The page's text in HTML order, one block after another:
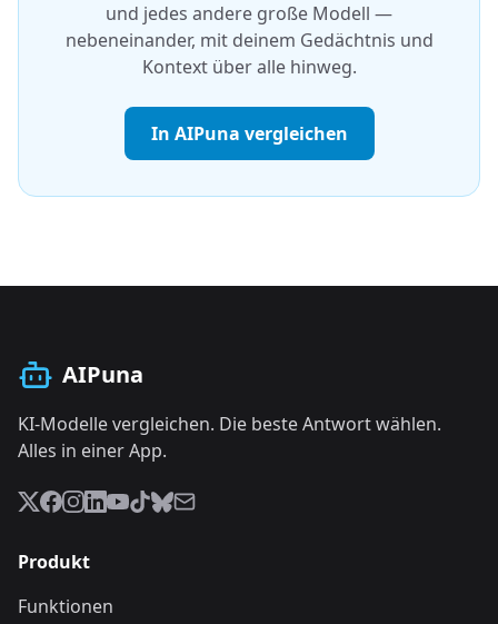
und jedes andere große Modell —
nebeneinander, mit deinem Gedächtnis und
Kontext über alle hinweg.
In AIPuna vergleichen
AIPuna
KI-Modelle vergleichen. Die beste Antwort wählen.
Alles in einer App.
Produkt
Funktionen